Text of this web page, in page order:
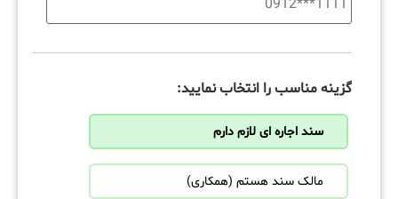
گزینه مناسب را انتخاب نمایید:
سند اجاره ای لازم دارم
مالک سند هستم (همکاری)